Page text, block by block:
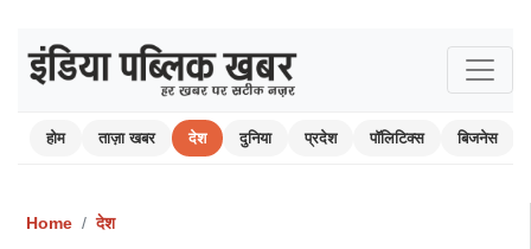
होम ताज़ा खबर देश दुनिया प्रदेश पॉलिटिक्स बिजनेस
Home देश